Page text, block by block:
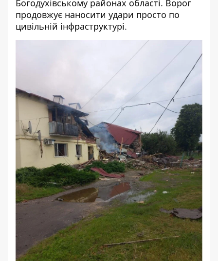
Богодухівському районах області. Ворог
продовжує наносити удари просто по
цивільній інфраструктурі.